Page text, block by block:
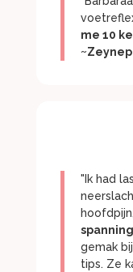
me 10
~Zeynep
"Ik had
gemak
tips. Ze